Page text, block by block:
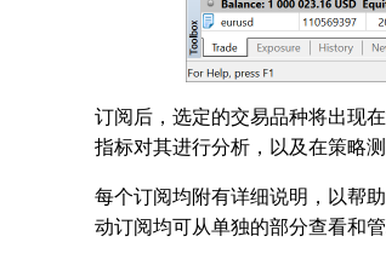
订阅后，选定的交易品种将出现
指标对其进行分析，以及在策略
每个订阅均附有详细说明，以帮
动订阅均可从单独的部分查看和管